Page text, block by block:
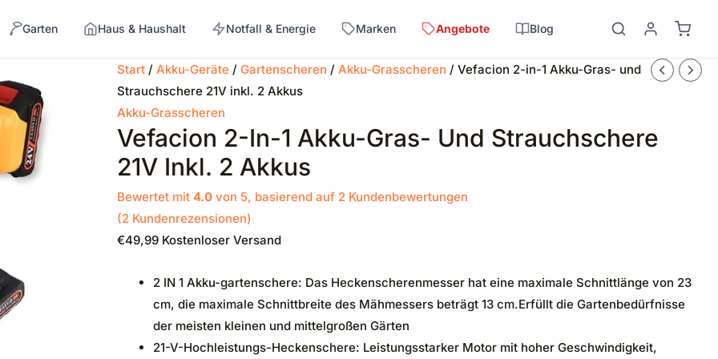
Garten Haus & Haushalt Notfall & Energie Marken Angebote Blog
→
Start/ Akku-Geräte / Gartenscheren / Akku-Grasscheren / Vefacion 2-in-1 Akku-Gras- und
Strauchschere 21V inkl. 2 Akkus
Akku-Grasscheren
Vefacion 2-In-1 Akku-Gras- Und Strauchschere
21V Inkl. 2 Akkus
Bewertet mit 4.0von 5, basierend auf 2Kundenbewertungen
(2Kundenrezensionen)
€49,99 Kostenloser Versand
2 IN 1 Akku-gartenschere: Das Heckenscherenmesser hat eine maximale Schnittlänge von 23
cm, die maximale Schnittbreite des Mähmessers beträgt 13 cm.Erfüllt die Gartenbedürfnisse
der meisten kleinen und mittelgroßen Gärten
21-V-Hochleistungs-Heckenschere: Leistungsstarker Motor mit hoher Geschwindigkeit,